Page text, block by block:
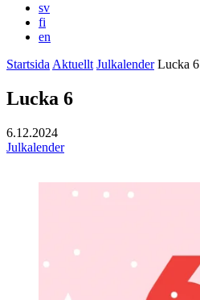
sv
fi
en
Startsida Aktuellt Julkalender Lucka 6
Lucka 6
6.12.2024
Julkalender